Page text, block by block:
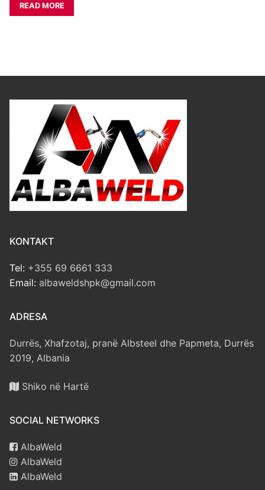
READ MORE
KONTAKT
Tel: +355 69 6661 333
Email: albaweldshpk@gmail.com
ADRESA
Durrës, Xhafzotaj, pranë Albsteel dhe Papmeta, Durrës
2019, Albania
Shiko në Hartë
SOCIAL NETWORKS
AlbaWeld
AlbaWeld
AlbaWeld